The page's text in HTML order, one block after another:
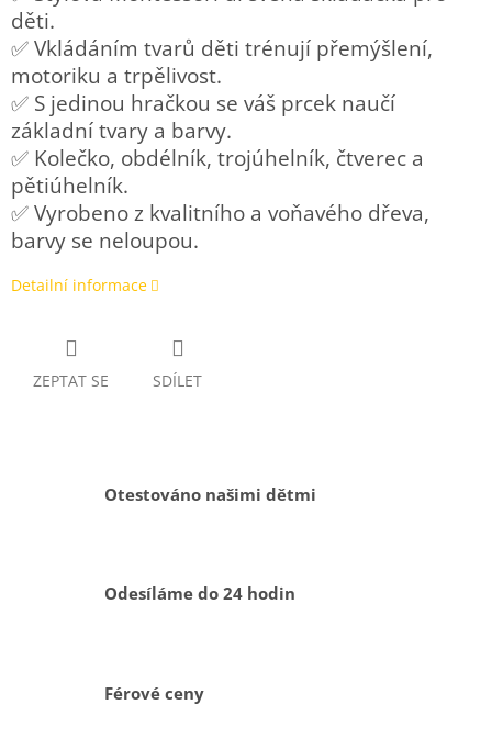
děti.
✅ Vkládáním tvarů děti trénují přemýšlení,
motoriku a trpělivost.
✅ S jedinou hračkou se váš prcek naučí
základní tvary a barvy.
✅ Kolečko, obdélník, trojúhelník, čtverec a
pětiúhelník.
✅ Vyrobeno z kvalitního a voňavého dřeva,
barvy se neloupou.
Detailní informace
ZEPTAT SE SDÍLET
Otestováno našimi dětmi
Odesíláme do 24 hodin
Férové ceny